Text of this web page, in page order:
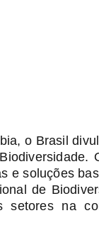
o Brasil
e soluções
de
setores na